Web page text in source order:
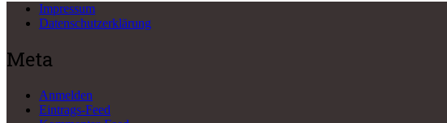
Impressum
Datenschutzerklärung
Meta
Anmelden
Eintrags-Feed